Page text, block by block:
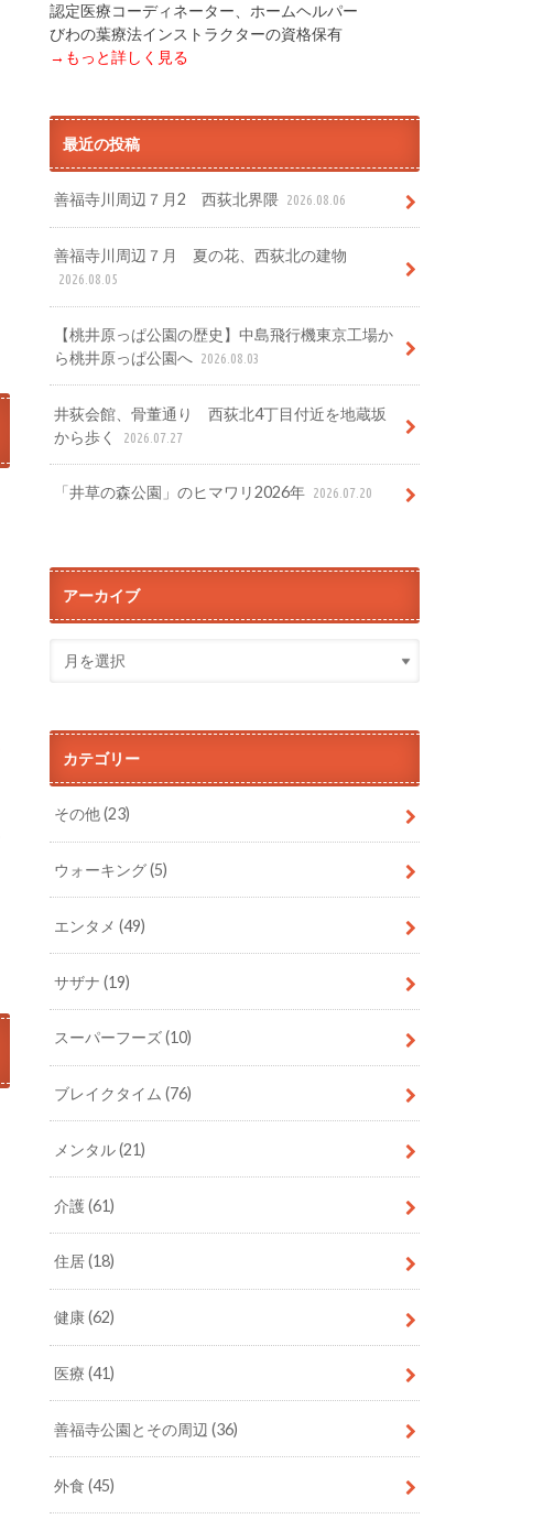
認定医療コーディネーター、ホームヘルパー
びわの葉療法インストラクターの資格保有
→もっと詳しく見る
最近の投稿
善福寺川周辺７月2 西荻北界隈 2026.08.06
善福寺川周辺７月 夏の花、西荻北の建物
2026.08.05
【桃井原っぱ公園の歴史】中島飛行機東京工場か
ら桃井原っぱ公園へ 2026.08.03
井荻会館、骨董通り 西荻北4丁目付近を地蔵坂
から歩く
2026.07.27
「井草の森公園」のヒマワリ2026年 2026.07.20
アーカイブ
カテゴリー
その他(23)
ウォーキング(5)
エンタメ(49)
サザナ(19)
スーパーフーズ(10)
ブレイクタイム(76)
メンタル(21)
介護(61)
住居(18)
健康(62)
医療(41)
善福寺公園とその周辺(36)
外食(45)